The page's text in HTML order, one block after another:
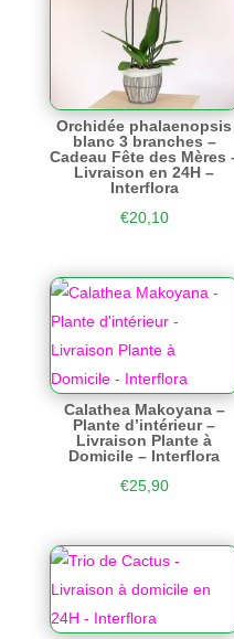
Orchidée phalaenopsis
blanc 3 branches –
Cadeau Fête des Mères
Livraison en 24H –
Interflora
€20,10
Calathea Makoyana –
Plante d’intérieur –
Livraison Plante à
Domicile – Interflora
€25,90